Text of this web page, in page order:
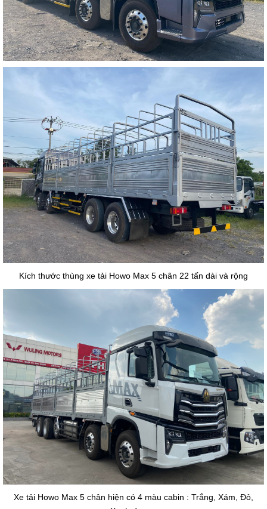
Kích thước thùng xe tải Howo Max 5 chân 22 tấn dài và rộng
Xe tải Howo Max 5 chân hiện có 4 màu cabin : Trắng, Xám, Đỏ,